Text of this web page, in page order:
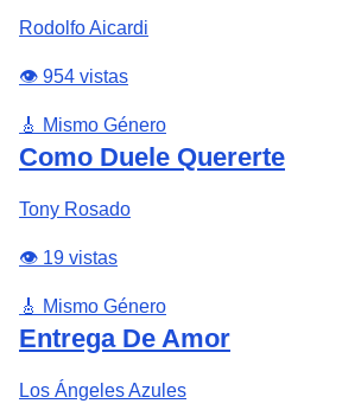
Rodolfo Aicardi
👁️ 954 vistas
🎸 Mismo Género
Como Duele Quererte
Tony Rosado
👁️ 19 vistas
🎸 Mismo Género
Entrega De Amor
Los Ángeles Azules